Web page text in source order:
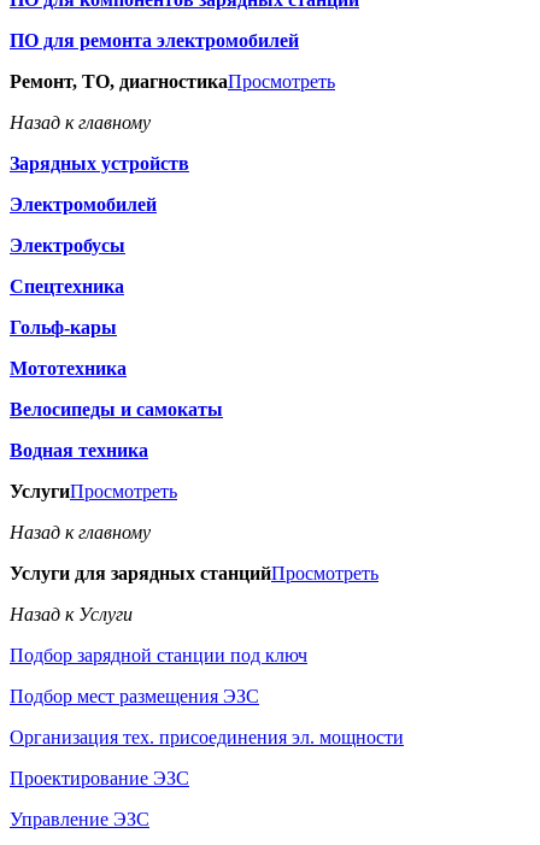
ПО для ремонта электромобилей
Ремонт, ТО, диагностикаПросмотреть
Назад к главному
Зарядных устройств
Электромобилей
Электробусы
Спецтехника
Гольф-кары
Мототехника
Велосипеды и самокаты
Водная техника
УслугиПросмотреть
Назад к главному
Услуги для зарядных станцийПросмотреть
Назад к Услуги
Подбор зарядной станции под ключ
Подбор мест размещения ЭЗС
Организация тех. присоединения эл. мощности
Проектирование ЭЗС
Управление ЭЗС